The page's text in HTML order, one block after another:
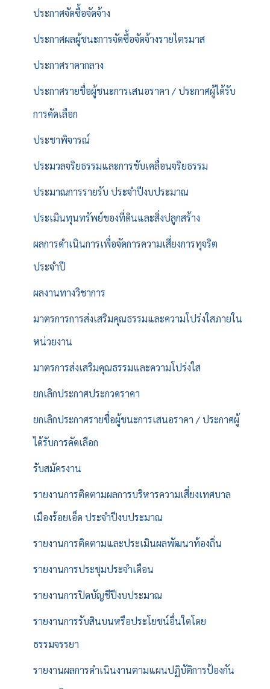
ประกาศจัดซื้อจัดจ้าง
ประกาศผลผู้ชนะการจัดซื้อจัดจ้างรายไตรมาส
ประกาศราคากลาง
ประกาศรายชื่อผู้ชนะการเสนอราคา / ประกาศผู้ได้รับ
การคัดเลือก
ประชาพิจารณ์
ประมวลจริยธรรมและการขับเคลื่อนจริยธรรม
ประมาณการรายรับ ประจำปีงบประมาณ
ประเมินทุนทรัพย์ของที่ดินและสิ่งปลูกสร้าง
ผลการดำเนินการเพื่อจัดการความเสี่ยงการทุจริต
ประจำปี
ผลงานทางวิชาการ
มาตรการการส่งเสริมคุณธรรมและความโปร่งใสภายใน
หน่วยงาน
มาตรการส่งเสริมคุณธรรมและความโปร่งใส
ยกเลิกประกาศประกวดราคา
ยกเลิกประกาศรายชื่อผู้ชนะการเสนอราคา / ประกาศผู้
ได้รับการคัดเลือก
รับสมัครงาน
รายงานการติดตามผลการบริหารความเสี่ยงเทศบาล
เมืองร้อยเอ็ด ประจำปีงบประมาณ
รายงานการติดตามและประเมินผลพัฒนาท้องถิ่น
รายงานการประชุมประจำเดือน
รายงานการปิดบัญชีปีงบประมาณ
รายงานการรับสินบนหรือประโยชน์อื่นใดโดย
ธรรมจรรยา
รายงานผลการดำเนินงานตามแผนปฏิบัติการป้องกัน